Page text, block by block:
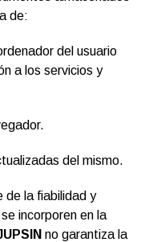
de:
del usuario
a los servicios y
del mismo.
de la fiabilidad y
incorporen en la
no garantiza la